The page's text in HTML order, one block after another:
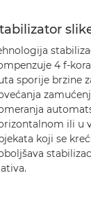
4 f-
sporije brzine
ili u
koji se